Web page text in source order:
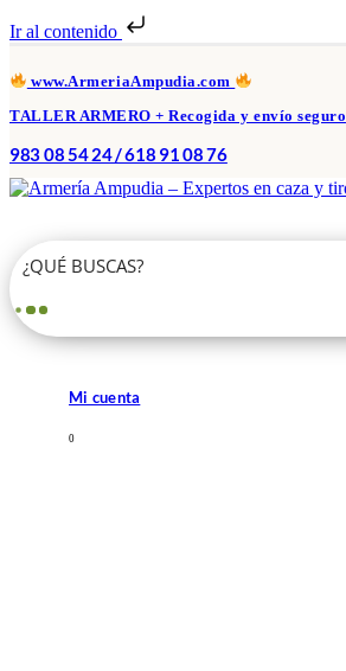
Ir al contenido
www.ArmeriaAmpudia.com
TALLER ARMERO + Recogida y envío seguro
983 08 54 24 / 618 91 08 76
Mi cuenta
0